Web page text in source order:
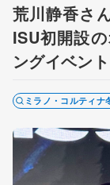
荒川静香さ
ISU初開設
ングイベント
ミラノ・コルティナ